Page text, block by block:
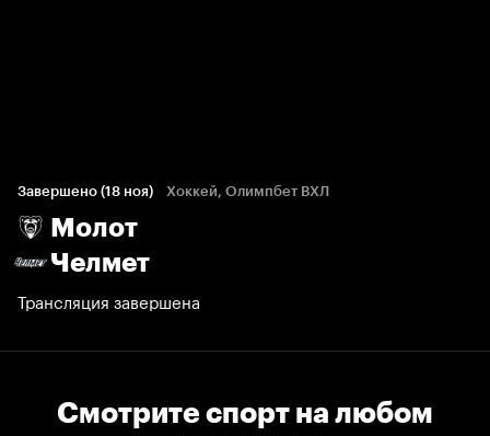
Завершено (18 ноя) Хоккей, Олимпбет ВХЛ
Молот
Челмет
Трансляция завершена
Смотрите спорт на любом